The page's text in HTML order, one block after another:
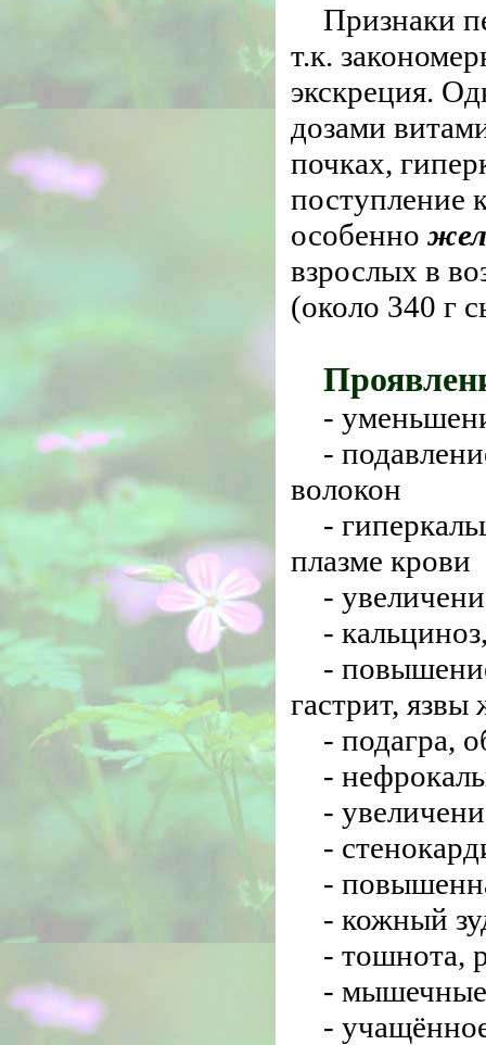
Признаки
т.к.
экскреция.
дозами
почках,
поступление
особенно
взрослых в
(около 340 г
-
-
волокон
-
плазме крови
-
-
-
гастрит, язвы
- подагра,
-
-
-
-
- кожный
- тошнота,
-
-